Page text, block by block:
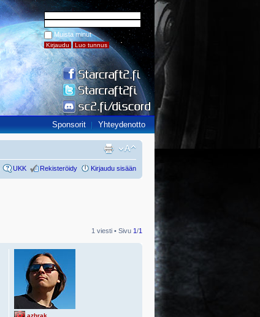
Muista minut
Sponsorit Yhteydenotto
UKK Rekisteröidy Kirjaudu sisään
1 viesti • Sivu 1/1
azhrak